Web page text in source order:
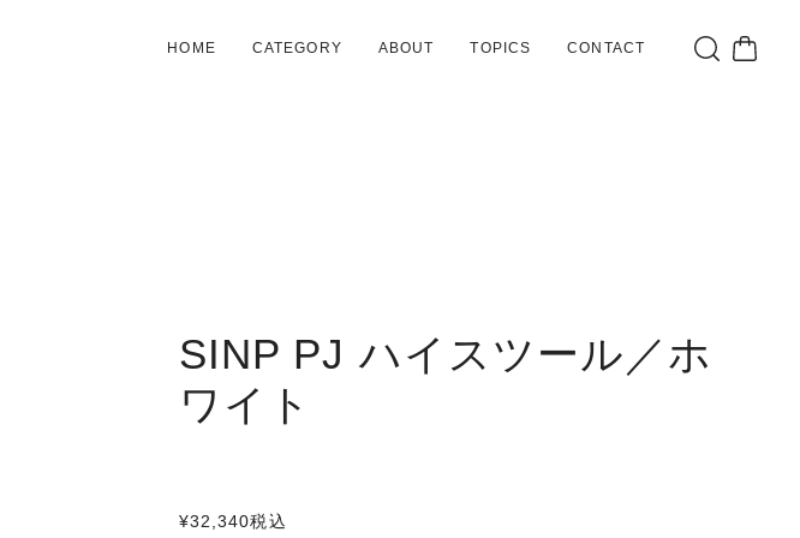
HOME CATEGORY ABOUT TOPICS CONTACT
SINP PJ ハイスツール／ホ
ワイト
¥32,340税込